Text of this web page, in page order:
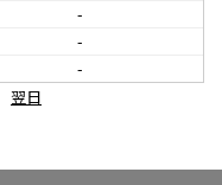
-
-
-
翌日